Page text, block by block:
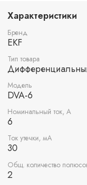
подходящим для
Характеристики
Бренд
EKF
Тип товара
Модель
DVA-6
Номинальный ток, А
6
Ток утечки, мА
30
Общ. количество
2